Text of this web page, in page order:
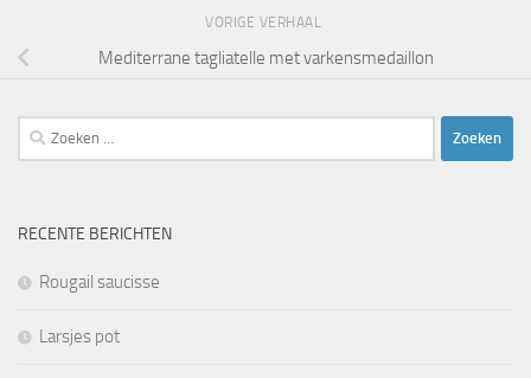
VORIGE VERHAAL
Mediterrane tagliatelle met varkensmedaillon
Zoeken
naar:
RECENTE BERICHTEN
Rougail saucisse
Larsjes pot